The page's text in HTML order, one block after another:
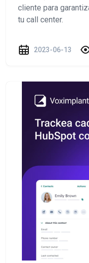
cliente para
tu call center.
2023-06-13